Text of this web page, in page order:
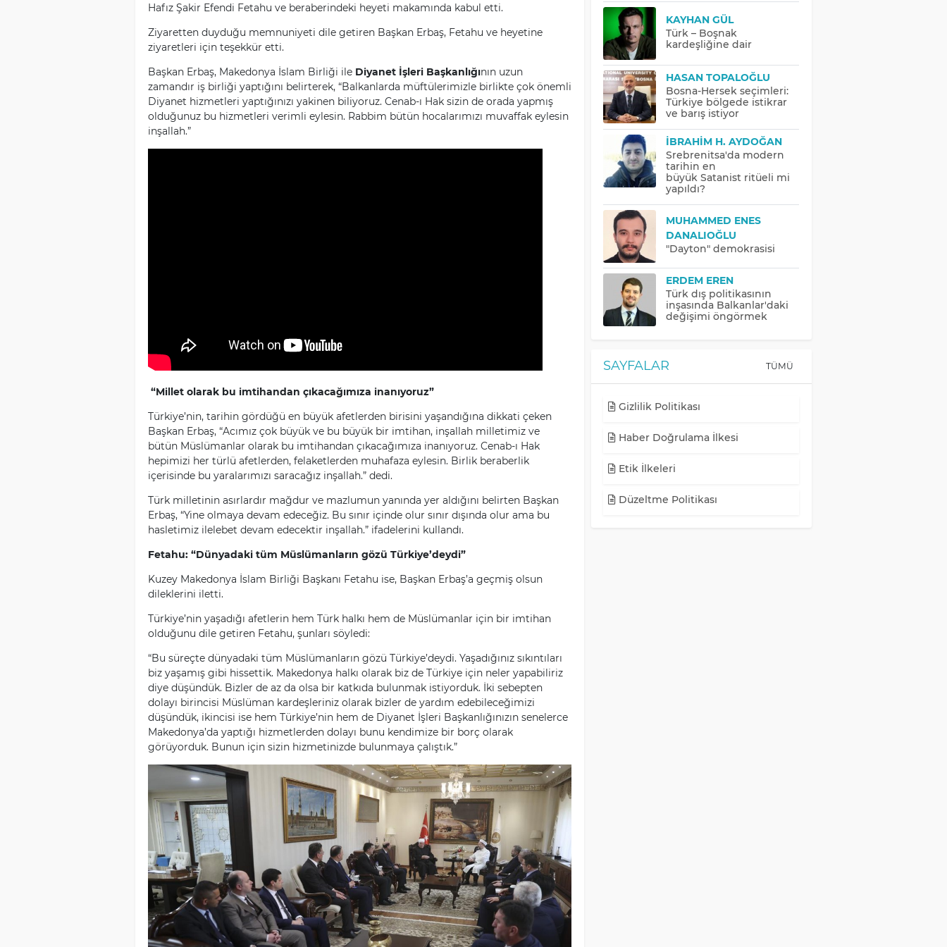
Hafız Şakir Efendi Fetahu ve beraberindeki heyeti makamında kabul etti.
Ziyaretten duyduğu memnuniyeti dile getiren Başkan Erbaş, Fetahu ve heyetine
ziyaretleri için teşekkür etti.
Başkan Erbaş, Makedonya İslam Birliği ile Diyanet İşleri Başkanlığının uzun
zamandır iş birliği yaptığını belirterek, “Balkanlarda müftülerimizle birlikte çok önemli
Diyanet hizmetleri yaptığınızı yakinen biliyoruz. Cenab-ı Hak sizin de orada yapmış
olduğunuz bu hizmetleri verimli eylesin. Rabbim bütün hocalarımızı muvaffak eylesin
inşallah.”
“Millet olarak bu imtihandan çıkacağımıza inanıyoruz”
Türkiye’nin, tarihin gördüğü en büyük afetlerden birisini yaşandığına dikkati çeken
Başkan Erbaş, “Acımız çok büyük ve bu büyük bir imtihan, inşallah milletimiz ve
bütün Müslümanlar olarak bu imtihandan çıkacağımıza inanıyoruz. Cenab-ı Hak
hepimizi her türlü afetlerden, felaketlerden muhafaza eylesin. Birlik beraberlik
içerisinde bu yaralarımızı saracağız inşallah.” dedi.
Türk milletinin asırlardır mağdur ve mazlumun yanında yer aldığını belirten Başkan
Erbaş, “Yine olmaya devam edeceğiz. Bu sınır içinde olur sınır dışında olur ama bu
hasletimiz ilelebet devam edecektir inşallah.” ifadelerini kullandı.
Fetahu: “Dünyadaki tüm Müslümanların gözü Türkiye’deydi”
Kuzey Makedonya İslam Birliği Başkanı Fetahu ise, Başkan Erbaş’a geçmiş olsun
dileklerini iletti.
Türkiye’nin yaşadığı afetlerin hem Türk halkı hem de Müslümanlar için bir imtihan
olduğunu dile getiren Fetahu, şunları söyledi:
“Bu süreçte dünyadaki tüm Müslümanların gözü Türkiye’deydi. Yaşadığınız sıkıntıları
biz yaşamış gibi hissettik. Makedonya halkı olarak biz de Türkiye için neler yapabiliriz
diye düşündük. Bizler de az da olsa bir katkıda bulunmak istiyorduk. İki sebepten
dolayı birincisi Müslüman kardeşleriniz olarak bizler de yardım edebileceğimizi
düşündük, ikincisi ise hem Türkiye’nin hem de Diyanet İşleri Başkanlığınızın senelerce
Makedonya’da yaptığı hizmetlerden dolayı bunu kendimize bir borç olarak
görüyorduk. Bunun için sizin hizmetinizde bulunmaya çalıştık.”
KAYHAN GÜL
Türk – Boşnak
kardeşliğine dair
HASAN TOPALOĞLU
Bosna-Hersek seçimleri:
Türkiye bölgede istikrar
ve barış istiyor
İBRAHIM H. AYDOĞAN
Srebrenitsa'da modern
tarihin en
büyük Satanist ritüeli mi
yapıldı?
MUHAMMED ENES
DANALIOĞLU
"Dayton" demokrasisi
ERDEM EREN
Türk dış politikasının
inşasında Balkanlar'daki
değişimi öngörmek
SAYFALAR TÜMÜ
Gizlilik Politikası
Haber Doğrulama İlkesi
Etik İlkeleri
Düzeltme Politikası